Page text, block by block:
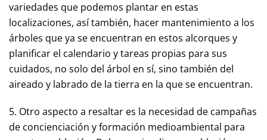
variedades que podemos plantar en estas
localizaciones, así también, hacer mantenimiento a los
árboles que ya se encuentran en estos alcorques y
planificar el calendario y tareas propias para sus
cuidados, no solo del árbol en sí, sino también del
aireado y labrado de la tierra en la que se encuentran.
5. Otro aspecto a resaltar es la necesidad de campañas
de concienciación y formación medioambiental para